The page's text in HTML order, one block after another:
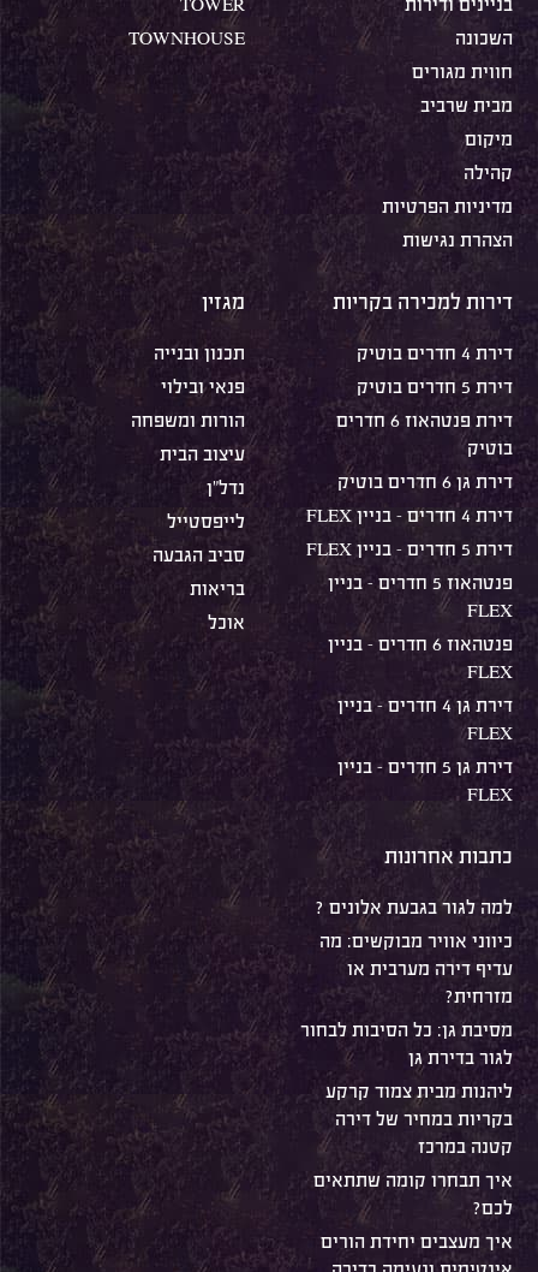
השכונה
חווית מגורים
מבית שרביב
מיקום
קהילה
מדיניות הפרטיות
הצהרת נגישות
TOWNHOUSE
דירות למכירה בקריות
דירת 4 חדרים בוטיק
דירת 5 חדרים בוטיק
דירת פנטהאוז 6 חדרים
בוטיק
דירת גן 6 חדרים בוטיק
דירת 4 חדרים – בניין FLEX
דירת 5 חדרים – בניין FLEX
פנטהאוז 5 חדרים – בניין
FLEX
פנטהאוז 6 חדרים – בניין
FLEX
דירת גן 4 חדרים – בניין
FLEX
דירת גן 5 חדרים – בניין
FLEX
מגזין
תכנון ובנייה
פנאי ובילוי
הורות ומשפחה
עיצוב הבית
נדל"ן
לייפסטייל
סביב הגבעה
בריאות
אוכל
כתבות אחרונות
למה לגור בגבעת אלונים ?
כיווני אוויר מבוקשים: מה
עדיף דירה מערבית או
מזרחית?
מסיבת גן: כל הסיבות לבחור
לגור בדירת גן
ליהנות מבית צמוד קרקע
בקריות במחיר של דירה
קטנה במרכז
איך תבחרו קומה שתתאים
לכם?
איך מעצבים יחידת הורים